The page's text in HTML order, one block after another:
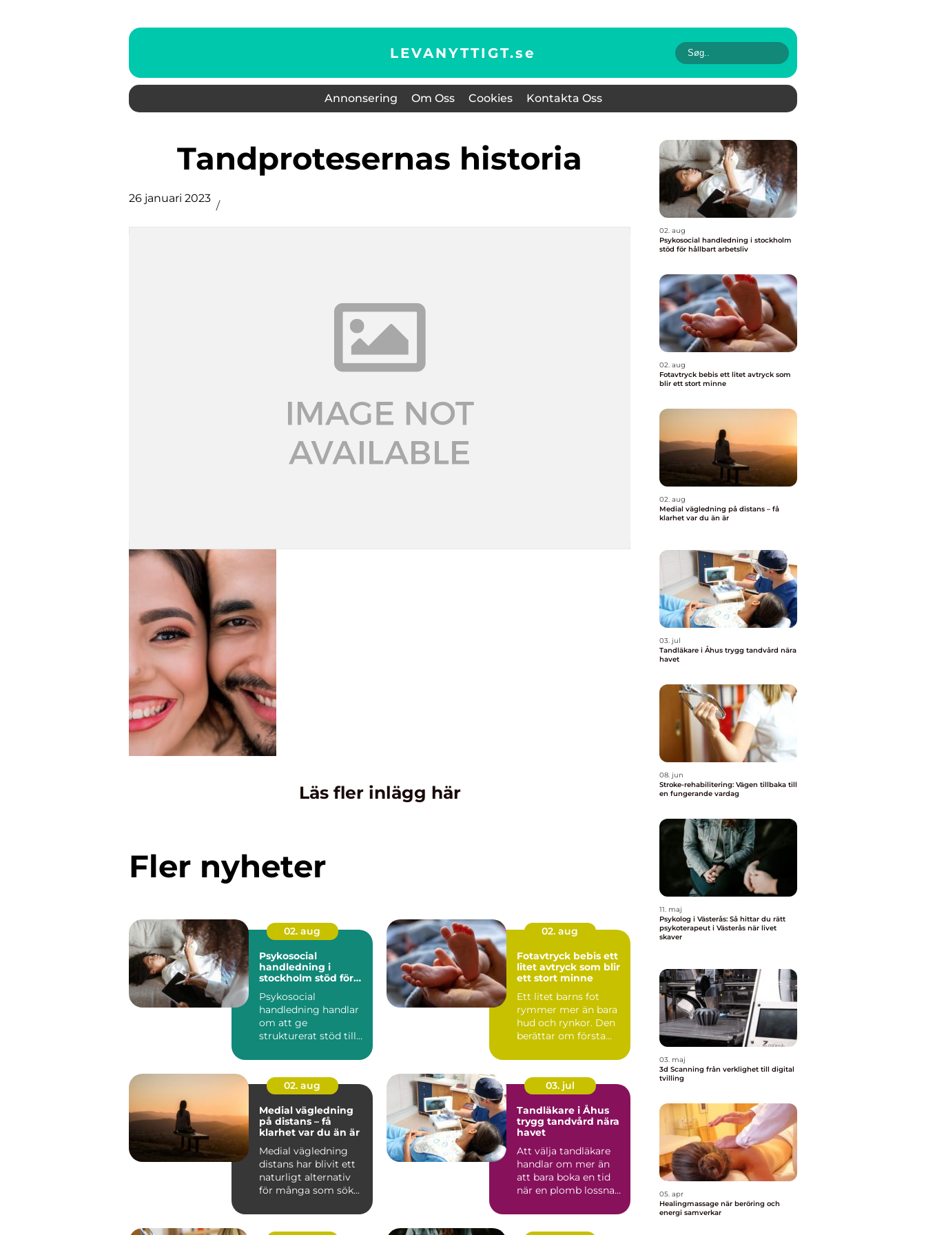
LEVANYTTIGT.se
Annonsering Om Oss Cookies Kontakta Oss
Tandprotesernas historia
26 januari 2023
Läs fler inlägg här
Fler nyheter
02. aug
Psykosocial
handledning i
stockholm stöd för
Psykosocial
handledning handlar
om att ge
strukturerat stöd till
arbete möter a...
02. aug
Fotavtryck bebis ett
litet avtryck som blir
ett stort minne
Ett litet barns fot
rymmer mer än bara
hud och rynkor. Den
berättar om första
tryggh...
02. aug
Medial vägledning
på distans – få
klarhet var du än är
Medial vägledning
distans har blivit ett
naturligt alternativ
för många som sök...
03. jul
Tandläkare i Åhus
trygg tandvård nära
havet
Att välja tandläkare
handlar om mer än
att bara boka en tid
när en plomb lossnar.
02. aug
Psykosocial handledning i stockholm
stöd för hållbart arbetsliv
02. aug
Fotavtryck bebis ett litet avtryck som
blir ett stort minne
02. aug
Medial vägledning på distans – få
klarhet var du än är
03. jul
Tandläkare i Åhus trygg tandvård nära
havet
08. jun
Stroke-rehabilitering: Vägen tillbaka till
en fungerande vardag
11. maj
Psykolog i Västerås: Så hittar du rätt
psykoterapeut i Västerås när livet
skaver
03. maj
3d Scanning från verklighet till digital
tvilling
05. apr
Healingmassage när beröring och
energi samverkar